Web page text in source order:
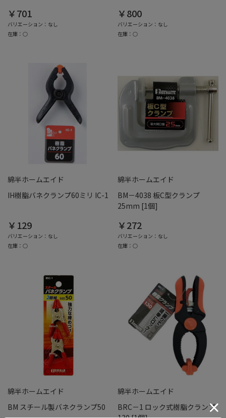
￥701
バリエーション：なし
在庫：○
￥800
バリエーション：なし
在庫：○
綿半ホームエイド
IH樹脂バネクランプ60ミリ IC-1
￥129
バリエーション：なし
在庫：○
綿半ホームエイド
BM－4038 板C型クランプ
25mm [1個]
￥272
バリエーション：なし
在庫：○
綿半ホームエイド
BM スチール製バネクランプ50
綿半ホームエイド
BRC－1 ロック式樹脂クランプ